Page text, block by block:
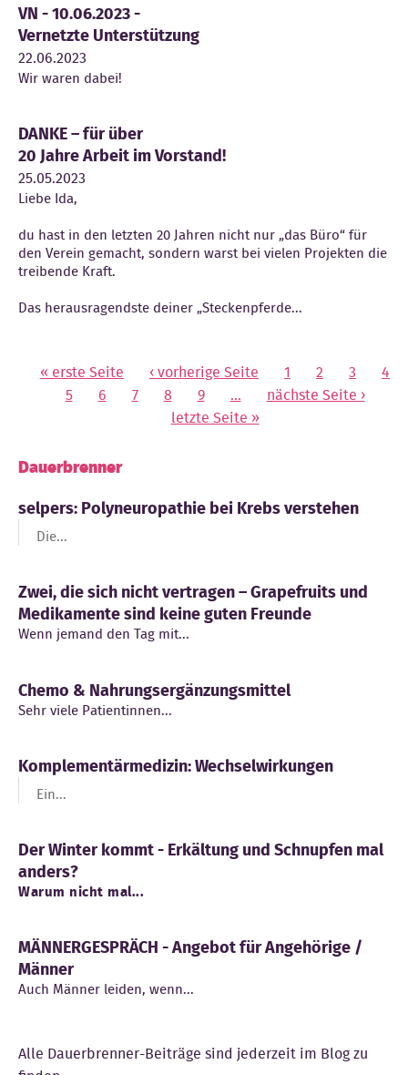
VN - 10.06.2023 -
Vernetzte Unterstützung
22.06.2023
Wir waren dabei!
DANKE – für über
20 Jahre Arbeit im Vorstand!
25.05.2023
Liebe Ida,
du hast in den letzten 20 Jahren nicht nur „das Büro“ für
den Verein gemacht, sondern warst bei vielen Projekten die
treibende Kraft.
Das herausragendste deiner „Steckenpferde...
Seiten
« erste Seite ‹ vorherige Seite 1 2 3
4
5
6 7 8 9 …
nächste Seite ›
letzte Seite »
Dauerbrenner
selpers: Polyneuropathie bei Krebs verstehen
Die...
Zwei, die sich nicht vertragen – Grapefruits und
Medikamente sind keine guten Freunde
Wenn jemand den Tag mit...
Chemo & Nahrungsergänzungsmittel
Sehr viele Patientinnen...
Komplementärmedizin: Wechselwirkungen
Ein...
Der Winter kommt - Erkältung und Schnupfen mal
anders?
Warum nicht mal...
MÄNNERGESPRÄCH - Angebot für Angehörige /
Männer
Auch Männer leiden, wenn...
Alle Dauerbrenner-Beiträge sind jederzeit im Blog zu